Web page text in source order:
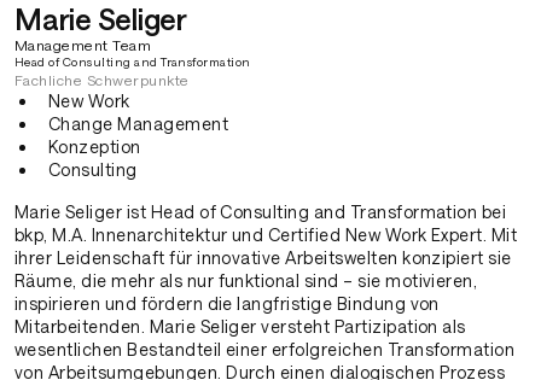
Marie Seliger
Management Team
Head of Consulting and Transformation
Fachliche Schwerpunkte
New Work
Change Management
Konzeption
Consulting
Marie Seliger ist Head of Consulting and Transformation bei
bkp, M.A. Innenarchitektur und Certified New Work Expert. Mit
ihrer Leidenschaft für innovative Arbeitswelten konzipiert sie
Räume, die mehr als nur funktional sind – sie motivieren,
inspirieren und fördern die langfristige Bindung von
Mitarbeitenden. Marie Seliger versteht Partizipation als
wesentlichen Bestandteil einer erfolgreichen Transformation
von Arbeitsumgebungen. Durch einen dialogischen Prozess